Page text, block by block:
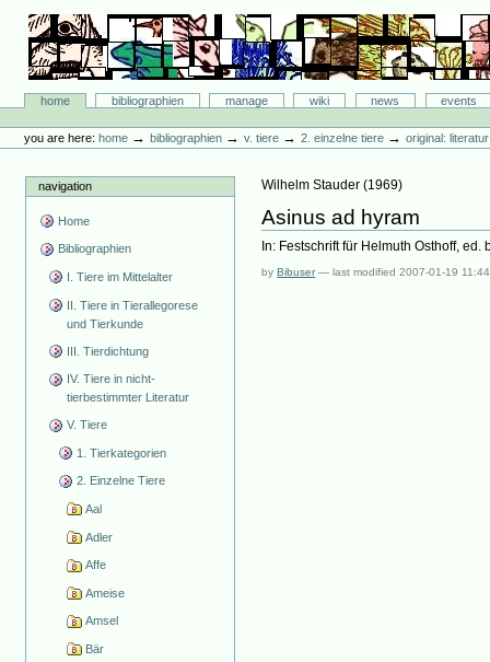
content.
navigation
Bibliographie-Portal
Sectionshome bibliographien manage wiki news
events
tools
you are here: home →bibliographien →v. tiere →2. einzelne tiere →original:
navigation
Home
Bibliographien
I. Tiere im Mittelalter
II. Tiere in Tierallegorese
und Tierkunde
III. Tierdichtung
IV. Tiere in nicht-
tierbestimmter Literatur
V. Tiere
1. Tierkategorien
2. Einzelne Tiere
Aal
Adler
Affe
Ameise
Amsel
Bär
Wilhelm Stauder (1969)
Asinus ad hyram
In: Festschrift für Helmuth Osthoff, ed.
byBibuser —last modified2007-01-19 11:44